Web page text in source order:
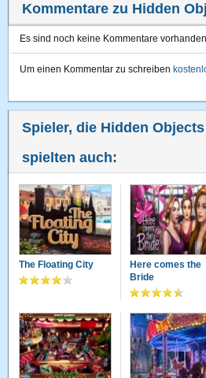
Kommentare zu Hidden
Es sind noch keine Kommentare
Um einen Kommentar zu schreiben
Spieler, die Hidden
spielten auch:
The Floating City
Here comes the
Bride